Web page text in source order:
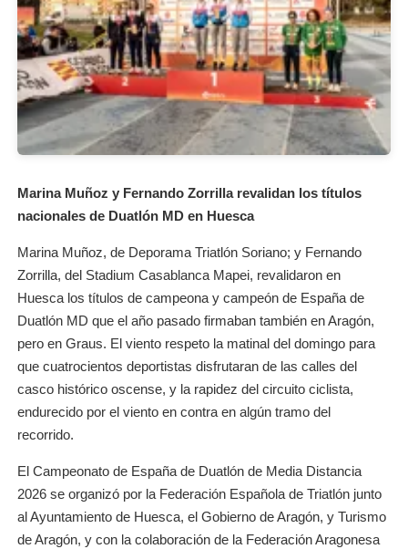
Marina Muñoz y Fernando Zorrilla revalidan los títulos
nacionales de Duatlón MD en Huesca
Marina Muñoz, de Deporama Triatlón Soriano; y Fernando
Zorrilla, del Stadium Casablanca Mapei, revalidaron en
Huesca los títulos de campeona y campeón de España de
Duatlón MD que el año pasado firmaban también en Aragón,
pero en Graus. El viento respeto la matinal del domingo para
que cuatrocientos deportistas disfrutaran de las calles del
casco histórico oscense, y la rapidez del circuito ciclista,
endurecido por el viento en contra en algún tramo del
recorrido.
El Campeonato de España de Duatlón de Media Distancia
2026 se organizó por la Federación Española de Triatlón junto
al Ayuntamiento de Huesca, el Gobierno de Aragón, y Turismo
de Aragón, y con la colaboración de la Federación Aragonesa